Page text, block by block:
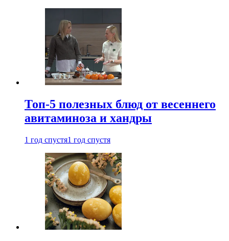
Топ-5 полезных блюд от весеннего
авитаминоза и хандры
1 год спустя1 год спустя